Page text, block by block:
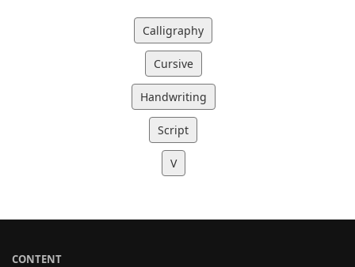
Calligraphy
Cursive
Handwriting
Script
V
CONTENT